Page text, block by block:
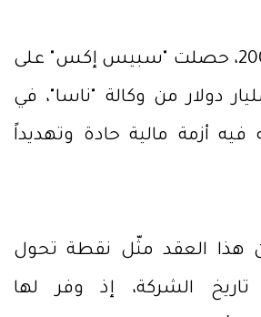
وفي أواخر عام 2008، حصلت "سبيس إكس" على
بقيمة 1.6 مليار دولار من وكالة "ناسا"، في
أزمة مالية حادة وتهديداً
هذا العقد مثّل نقطة تحول
تاريخ الشركة، إذ وفر لها